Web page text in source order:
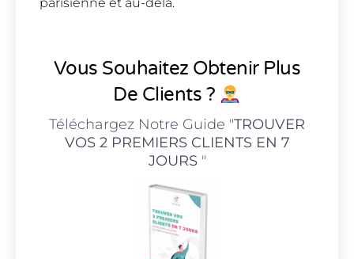
Vous Souhaitez Obtenir Plus
De Clients ?
Téléchargez Notre Guide "TROUVER
VOS 2 PREMIERS CLIENTS EN 7
JOURS"